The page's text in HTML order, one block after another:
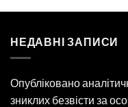
НЕДАВНІ ЗАПИСИ
Опубліковано
зниклих безвісти за